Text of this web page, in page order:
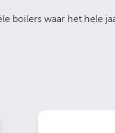
boilers waar het hele